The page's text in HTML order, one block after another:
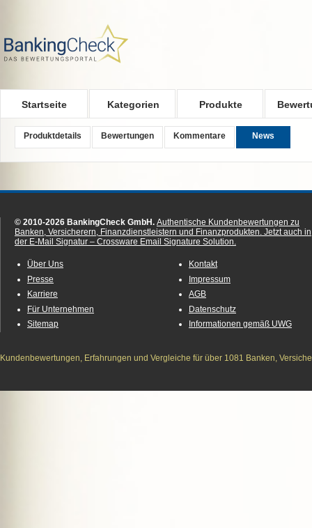
Startseite Kategorien Produkte
Produktdetails Bewertungen Kommentare News
© 2010-2026 BankingCheck GmbH. Authentische Kundenbewertungen zu
Banken, Versicherern, Finanzdienstleistern und Finanzprodukten. Jetzt auch in
der E-Mail Signatur – Crossware Email Signature Solution.
Über Uns
Presse
Karriere
Für Unternehmen
Sitemap
Kontakt
Impressum
AGB
Datenschutz
Informationen gemäß UWG
Kundenbewertungen, Erfahrungen und Vergleiche für über 1081 Banken,